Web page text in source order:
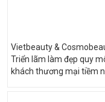
Vietbeauty &
Triển lãm làm đẹp quy
khách thương mại tiềm